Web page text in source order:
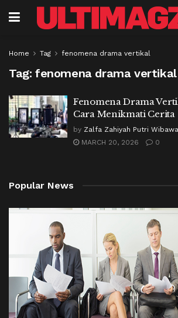
Home Tag fenomena drama vertikal
Tag: fenomena drama vertikal
Fenomena Drama
Cara Menikmati Cerita
by Zalfa Zahiyah Putri Wibawa
MARCH 20, 2026
0
Popular News